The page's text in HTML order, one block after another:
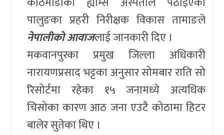
पालुङका प्रहरी निरीक्षक विकास तामाङले
नेपालीको आवाजलाई जानकारी दिए ।
मकवानपुरका प्रमुख जिल्ला अधिकारी
नारायणप्रसाद भट्टका अनुसार सोमबार राति सो
रिसोर्टमा रहेका १५ जनामध्ये अत्यधिक
चिसोका कारण आठ जना एउटै कोठामा हिटर
बालेर सुतेका थिए ।